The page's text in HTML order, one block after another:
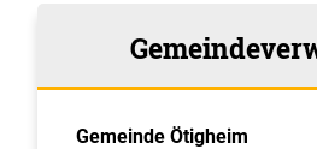
Gemeinde Ötigheim